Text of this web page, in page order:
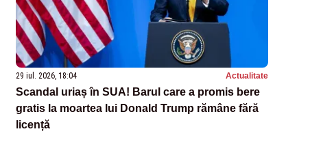
29 iul. 2026, 18:04 Actualitate
Scandal uriaș în SUA! Barul care a promis bere
gratis la moartea lui Donald Trump rămâne fără
licență